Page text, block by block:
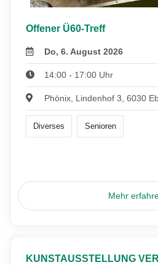
Offener Ü60-Treff
Do, 6. August 2026
14:00 - 17:00 Uhr
Phönix, Lindenhof 3, 6030
Diverses Senioren
Mehr
KUNSTAUSSTELLUNG